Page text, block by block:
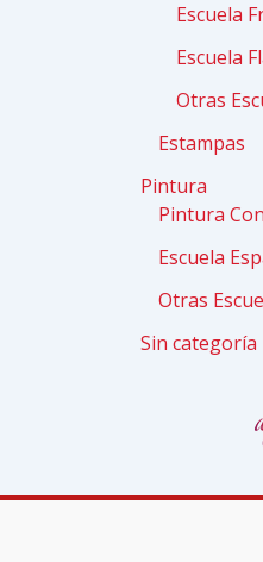
Escuela
Escuela
Otras
Estampas
Pintura
Pintura
Escuela
Otras
Sin categoría